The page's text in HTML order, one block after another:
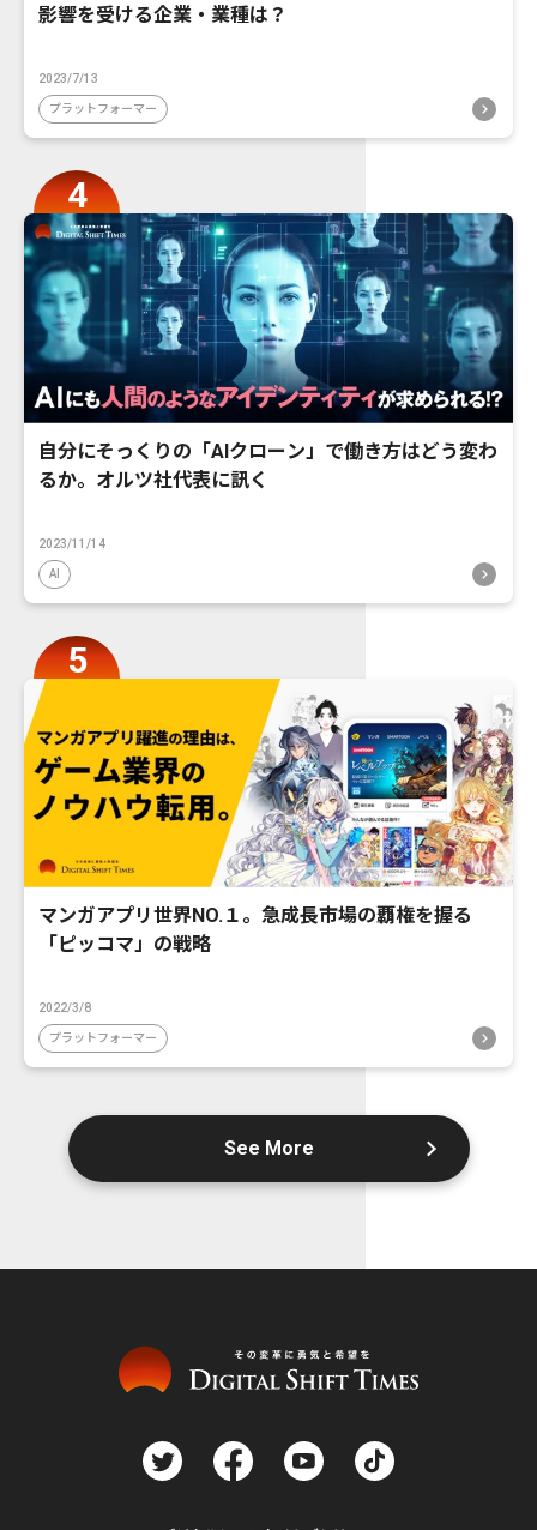
影響を受ける企業・業種は？
2023/7/13
プラットフォーマー
自分にそっくりの「AIクローン」で働き方はどう変わ
るか。オルツ社代表に訊く
2023/11/14
AI
マンガアプリ世界NO.１。急成長市場の覇権を握る
「ピッコマ」の戦略
2022/3/8
プラットフォーマー
See More